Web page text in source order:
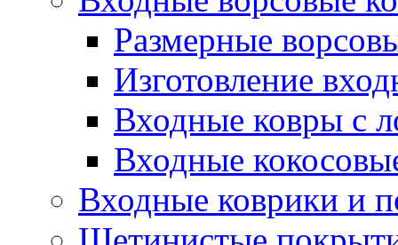
Размерные
Изготовление
Входные ковры с
Входные
Входные коврики и